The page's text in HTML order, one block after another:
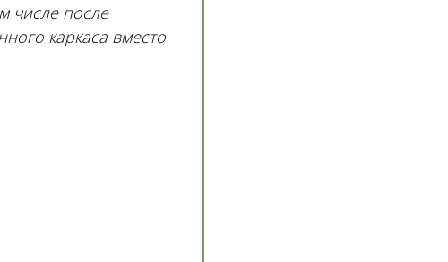
числе после
каркаса вместо